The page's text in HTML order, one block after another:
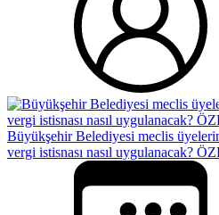
Büyükşehir Belediyesi meclis
vergi istisnası nasıl uygulanacak?